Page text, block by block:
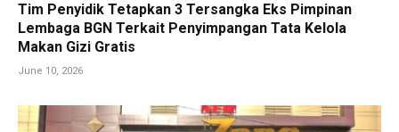
Tim Penyidik Tetapkan 3 Tersangka Eks Pimpinan
Lembaga BGN Terkait Penyimpangan Tata Kelola
Makan Gizi Gratis
June 10, 2026